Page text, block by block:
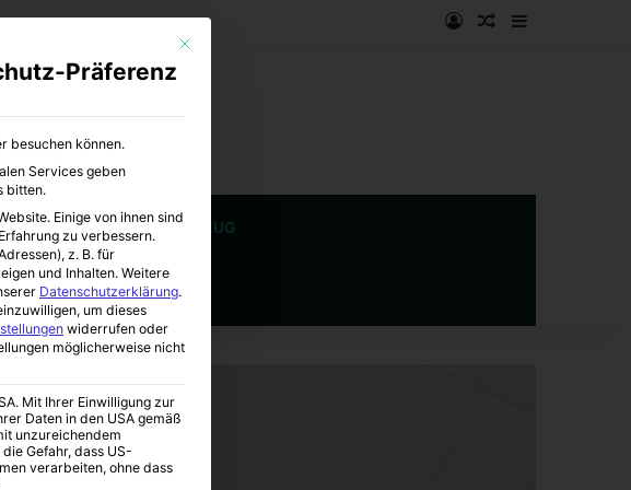
AnmeldenZufälliger
GADGETS SPIELZEUG
Mit diesem Button wird der Dialog geschlossen. Seine Funktionalität ist
Präferenz
besuchen können.
Services geben
bitten.
Einige von ihnen sind
zu verbessern.
z. B. für
und Inhalten. Weitere
Datenschutzerklärung.
um dieses
widerrufen oder
möglicherweise nicht
Mit Ihrer Einwilligung zur
Daten in den USA gemäß
unzureichendem
Gefahr, dass US-
verarbeiten, ohne dass